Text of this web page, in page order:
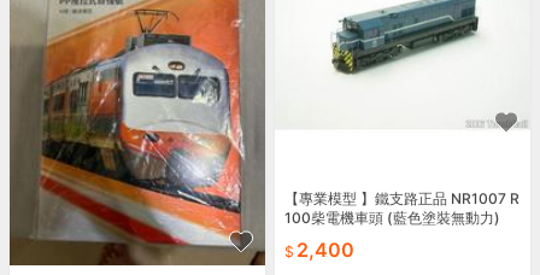
【專業模型 】鐵支路正品 NR1007 R
100柴電機車頭 (藍色塗裝無動力)
2,400